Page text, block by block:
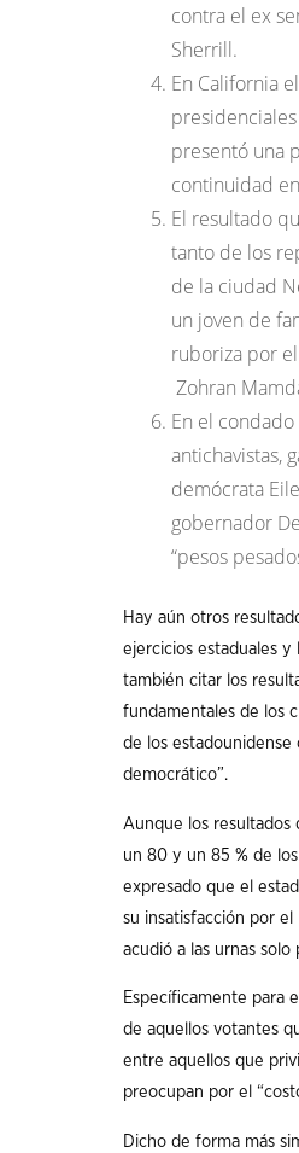
contra el ex
Sherrill.
En California
presentó una
continuidad
El resultado
tanto de los
de la ciudad
un joven de
ruboriza por
Zohran
En el
antichavistas,
demócrata
gobernador
“pesos
Hay aún otros
ejercicios estaduales y
también citar los
fundamentales de los
de los estadounidense
democrático”.
Aunque los resultados
un 80 y un 85 % de
expresado que el
su insatisfacción por
acudió a las urnas solo
Específicamente para
de aquellos votantes
entre aquellos que
preocupan por el
Dicho de forma más